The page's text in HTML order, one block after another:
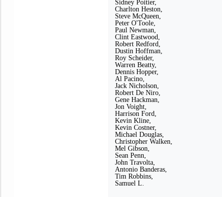
Sidney Poitier,
Charlton Heston,
Steve McQueen,
Peter O'Toole,
Paul Newman,
Clint Eastwood,
Robert Redford,
Dustin Hoffman,
Roy Scheider,
Warren Beatty,
Dennis Hopper,
Al Pacino,
Jack Nicholson,
Robert De Niro,
Gene Hackman,
Jon Voight,
Harrison Ford,
Kevin Kline,
Kevin Costner,
Michael Douglas,
Christopher Walken,
Mel Gibson,
Sean Penn,
John Travolta,
Antonio Banderas,
Tim Robbins,
Samuel L.